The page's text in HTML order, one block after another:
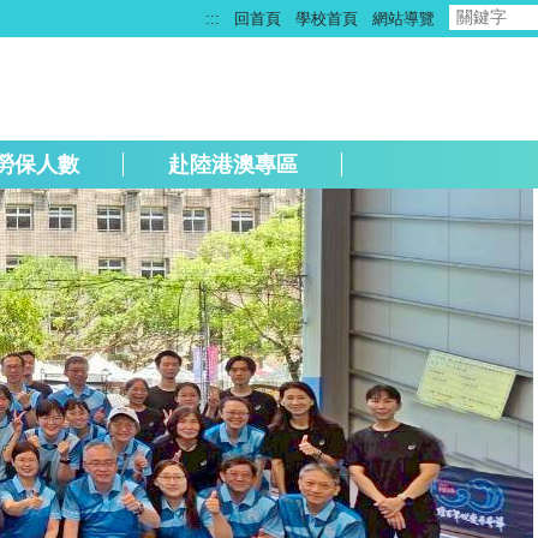
::: 回首頁 學校首頁 網站導覽
保人數 赴陸港澳專區